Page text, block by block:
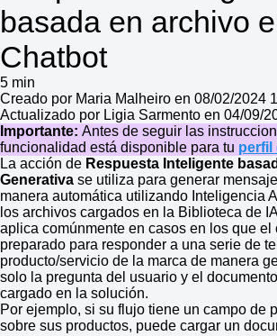
basada en archivo
Chatbot
5 min
Creado por Maria Malheiro en 08/02/2024
Actualizado por Ligia Sarmento en 04/09/
Importante: Antes de seguir las
funcionalidad está disponible para tu perfil
La acción de Respuesta Inteligente
Generativa se utiliza para generar
manera automática utilizando Inteligencia
los archivos cargados en la Biblioteca de
aplica comúnmente en casos en los que el
preparado para responder a una serie de
producto/servicio de la marca de manera
solo la pregunta del usuario y el
cargado en la solución.
Por ejemplo, si su flujo tiene un campo de
sobre sus productos, puede cargar un